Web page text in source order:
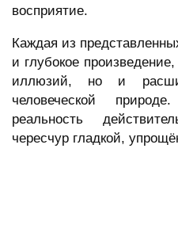
восприятие.
Каждая из
и глубокое
иллюзий, но и
человеческой
реальность
чересчур гладкой,